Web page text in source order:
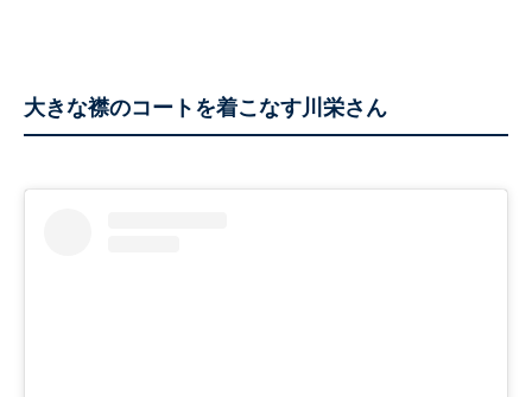
大きな襟のコートを着こなす川栄さん